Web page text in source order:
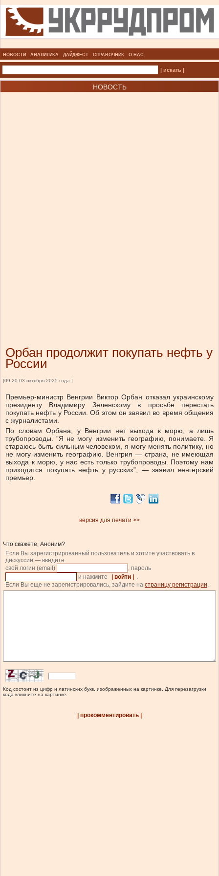
НОВОСТИ АНАЛИТИКА ДАЙДЖЕСТ СПРАВОЧНИК О НАС
| искать |
НОВОСТЬ
Орбан продолжит покупать нефть у
России
[09:20 03 октября 2025 года ]
Премьер-министр Венгрии Виктор Орбан отказал украинскому
президенту Владимиру Зеленскому в просьбе перестать
покупать нефть у России. Об этом он заявил во время общения
с журналистами.
По словам Орбана, у Венгрии нет выхода к морю, а лишь
трубопроводы. ”Я не могу изменить географию, понимаете. Я
стараюсь быть сильным человеком, я могу менять политику, но
не могу изменить географию. Венгрия — страна, не имеющая
выхода к морю, у нас есть только трубопроводы. Поэтому нам
приходится покупать нефть у русских”, — заявил венгерский
премьер.
версия для печати >>
Что скажете, Аноним?
Если Вы зарегистрированный пользователь и хотите участвовать в
дискуссии — введите
свой логин (email)
, пароль
и нажмите
| войти |
.
Если Вы еще не зарегистрировались, зайдите на страницу регистрации.
Код состоит из цифр и латинских букв, изображенных на картинке. Для перезагрузки
кода кликните на картинке.
| прокомментировать |